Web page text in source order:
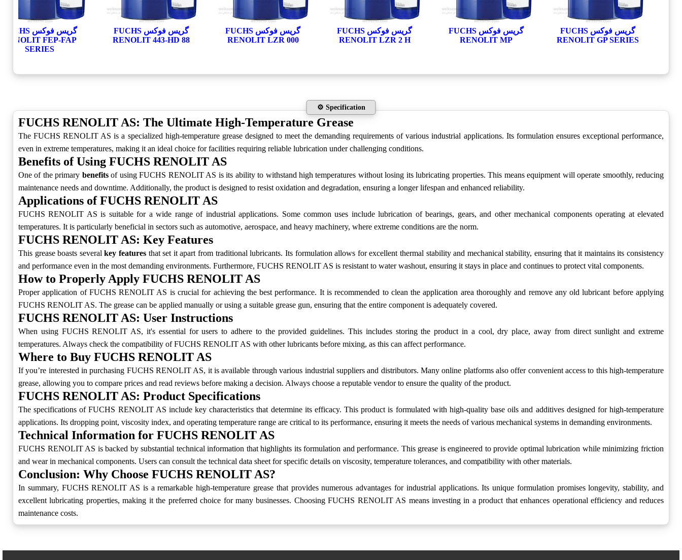
گریس فوکس FUCHS
RENOLIT GP SERIES
گریس فوکس FUCHS
RENOLIT MP
گریس فوکس FUCHS
RENOLIT LZR 2 H
گریس فوکس FUCHS
RENOLIT LZR 000
گریس فوکس FUCHS
RENOLIT 443-HD 88
گریس فوکس FUCHS
RENOLIT FEP-FAP
SERIES
⚙️ Specification
FUCHS RENOLIT AS: The Ultimate High-Temperature Grease
The FUCHS RENOLIT AS is a specialized high-temperature grease designed to meet the demanding requirements of various industrial applications. Its formulation ensures exceptional performance,
even in extreme temperatures, making it an ideal choice for facilities requiring reliable lubrication under challenging conditions.
Benefits of Using FUCHS RENOLIT AS
One of the primary benefitsof using FUCHS RENOLIT AS is its ability to withstand high temperatures without losing its lubricating properties. This means equipment will operate smoothly, reducing
maintenance needs and downtime. Additionally, the product is designed to resist oxidation and degradation, ensuring a longer lifespan and enhanced reliability.
Applications of FUCHS RENOLIT AS
FUCHS RENOLIT AS is suitable for a wide range of industrial applications. Some common uses include lubrication of bearings, gears, and other mechanical components operating at elevated
temperatures. It is particularly beneficial in sectors such as automotive, aerospace, and heavy machinery, where extreme conditions are the norm.
FUCHS RENOLIT AS: Key Features
This grease boasts severalkey features that set it apart from traditional lubricants. Its formulation allows for excellent thermal stability and mechanical stability, ensuring that it maintains its consistency
and performance even in the most demanding environments. Furthermore, FUCHS RENOLIT AS is resistant to water washout, ensuring it stays in place and continues to protect vital components.
How to Properly Apply FUCHS RENOLIT AS
Proper application of FUCHS RENOLIT AS is crucial for achieving the best performance. It is recommended to clean the application area thoroughly and remove any old lubricant before applying
FUCHS RENOLIT AS. The grease can be applied manually or using a suitable grease gun, ensuring that the entire component is adequately covered.
FUCHS RENOLIT AS: User Instructions
When using FUCHS RENOLIT AS, it's essential for users to adhere to the provided guidelines. This includes storing the product in a cool, dry place, away from direct sunlight and extreme
temperatures. Always check the compatibility of FUCHS RENOLIT AS with other lubricants before mixing, as this can affect performance.
Where to Buy FUCHS RENOLIT AS
If you’re interested in purchasing FUCHS RENOLIT AS, it is available through various industrial suppliers and distributors. Many online platforms also offer convenient access to this high-temperature
grease, allowing you to compare prices and read reviews before making a decision. Always choose a reputable vendor to ensure the quality of the product.
FUCHS RENOLIT AS: Product Specifications
The specifications of FUCHS RENOLIT AS include key characteristics that determine its efficacy. This product is formulated with high-quality base oils and additives designed for high-temperature
applications. Its dropping point, viscosity index, and operating temperature range are critical to its performance, ensuring it meets the needs of various mechanical systems in demanding environments.
Technical Information for FUCHS RENOLIT AS
FUCHS RENOLIT AS is backed by substantial technical information that highlights its formulation and performance. This grease is engineered to provide optimal lubrication while minimizing friction
and wear in mechanical components. Users can consult the technical data sheet for specific details on viscosity, temperature tolerances, and compatibility with other materials.
Conclusion: Why Choose FUCHS RENOLIT AS?
In summary, FUCHS RENOLIT AS is a remarkable high-temperature grease that provides numerous advantages for industrial applications. Its unique formulation promises longevity, stability, and
excellent lubricating properties, making it the preferred choice for many businesses. Choosing FUCHS RENOLIT AS means investing in a product that enhances operational efficiency and reduces
maintenance costs.